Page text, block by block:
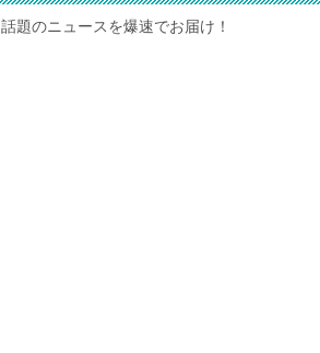
話題のニュースを爆速でお届け！